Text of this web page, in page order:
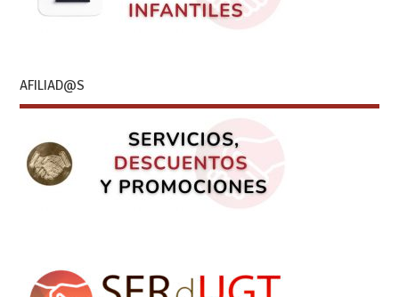
AFILIAD@S